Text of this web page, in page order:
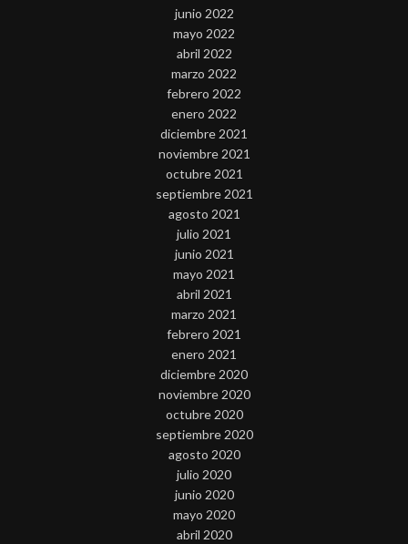
junio 2022
mayo 2022
abril 2022
marzo 2022
febrero 2022
enero 2022
diciembre 2021
noviembre 2021
octubre 2021
septiembre 2021
agosto 2021
julio 2021
junio 2021
mayo 2021
abril 2021
marzo 2021
febrero 2021
enero 2021
diciembre 2020
noviembre 2020
octubre 2020
septiembre 2020
agosto 2020
julio 2020
junio 2020
mayo 2020
abril 2020